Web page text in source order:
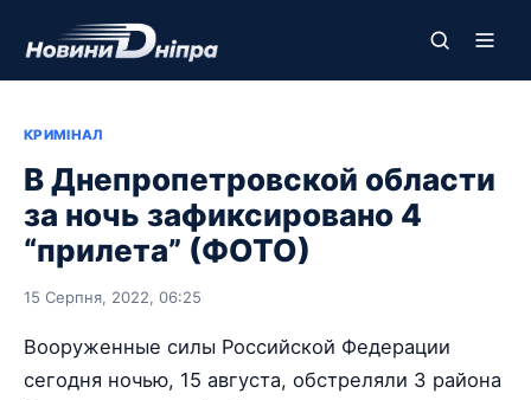
КРИМІНАЛ
В Днепропетровской области
за ночь зафиксировано 4
“прилета” (ФОТО)
15 Серпня, 2022, 06:25
Вооруженные силы Российской Федерации
сегодня ночью, 15 августа, обстреляли 3 района